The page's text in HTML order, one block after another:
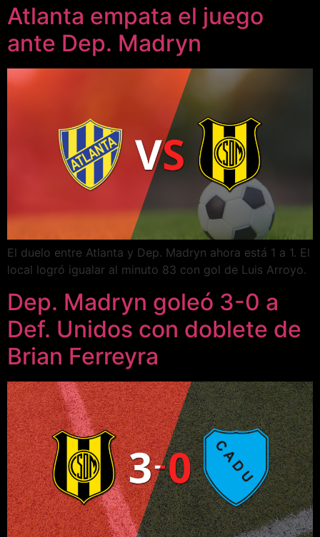
Atlanta empata el juego
ante Dep. Madryn
El duelo entre Atlanta y Dep. Madryn ahora está 1 a 1. El
local logró igualar al minuto 83 con gol de Luis Arroyo.
Dep. Madryn goleó 3-0 a
Def. Unidos con doblete de
Brian Ferreyra